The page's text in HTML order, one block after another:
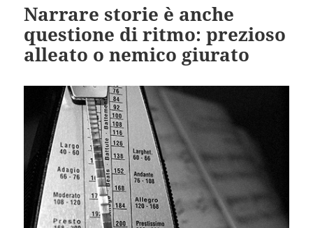
Narrare storie è anche
questione di ritmo: prezioso
alleato o nemico giurato